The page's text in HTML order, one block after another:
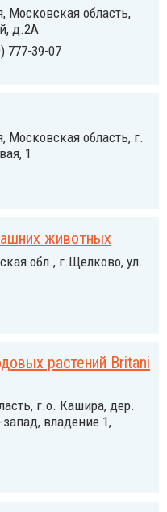
Московская область,
д.2А
777-39-07
Московская область, г.
1
животных
обл., г.Щелково, ул.
растений Britani
г.о. Кашира, дер.
запад, владение 1,